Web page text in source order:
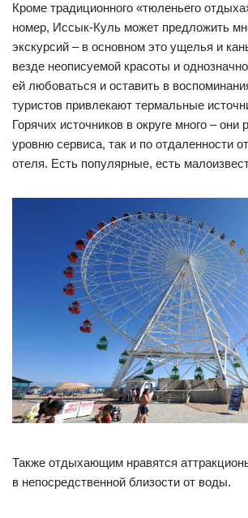
Кроме традиционного «тюленьего
номер, Иссык-Куль может предложить
экскурсий – в основном это ущелья и
везде неописуемой красоты и
ей любоваться и оставить в
туристов привлекают термальные
Горячих источников в округе много – они
уровню сервиса, так и по отдаленности
отеля. Есть популярные, есть
Также отдыхающим нравятся
в непосредственной близости от воды.